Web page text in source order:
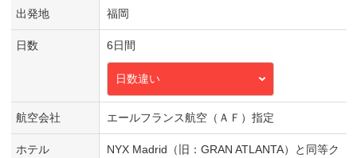
出発地 福岡
日数 6日間
日数違い
航空会社 エールフランス航空（ＡＦ）指定
ホテル
NYX Madrid（旧：GRAN ATLANTA）と同等ク